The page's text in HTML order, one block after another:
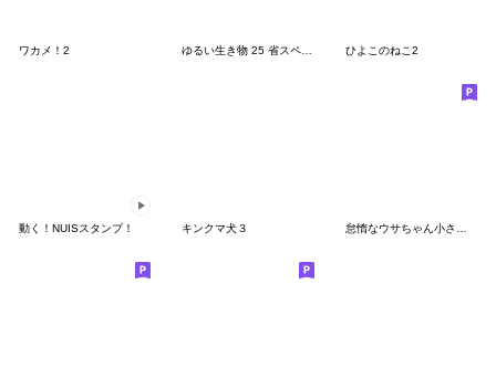
ワカメ！2 ひよこのねこ2
動く！NUISスタンプ！ キンクマ犬３